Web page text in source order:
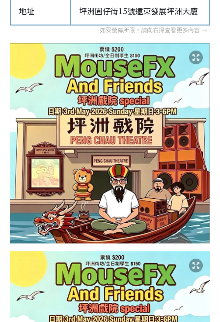
地址 坪洲圍仔街15號遠東發展坪洲大廈